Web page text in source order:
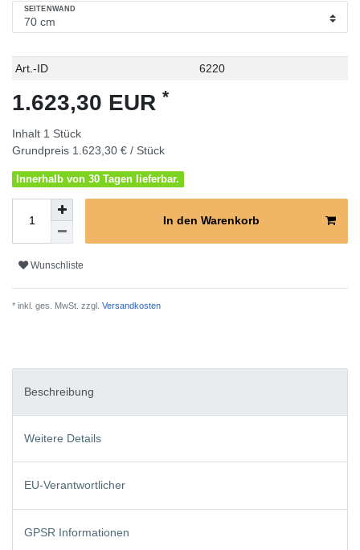
SEITENWAND
Technisches
Wert
Art.-ID 6220
1.623,30 EUR *
Inhalt 1 Stück
Grundpreis 1.623,30 € / Stück
Innerhalb von 30 Tagen lieferbar.
In den Warenkorb
Wunschliste
* inkl. ges. MwSt. zzgl. Versandkosten
Beschreibung
Weitere Details
EU-Verantwortlicher
GPSR Informationen